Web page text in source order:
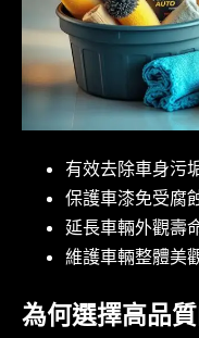
有效去除車身污
保護車漆免受腐
延長車輛外觀壽
維護車輛整體美
為何選擇高品